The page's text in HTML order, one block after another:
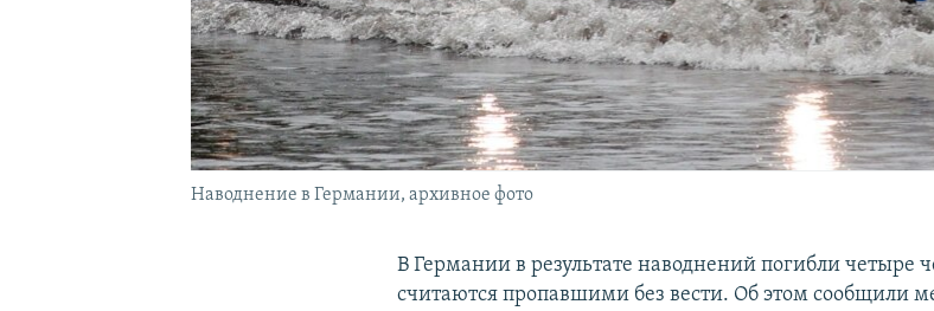
Наводнение в Германии, архивное фото
В Германии в результате наводнений погибли четыре
считаются пропавшими без вести. Об этом сообщили